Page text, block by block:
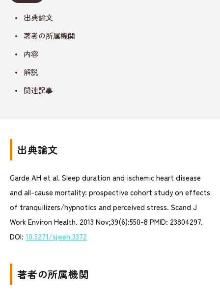
出典論文
著者の所属機関
内容
解説
関連記事
出典論文
Garde AH et al. Sleep duration and ischemic heart disease
and all-cause mortality: prospective cohort study on effects
of tranquilizers/hypnotics and perceived stress. Scand J
Work Environ Health. 2013 Nov;39(6):550-8 PMID: 23804297.
DOI: 10.5271/sjweh.3372
著者の所属機関